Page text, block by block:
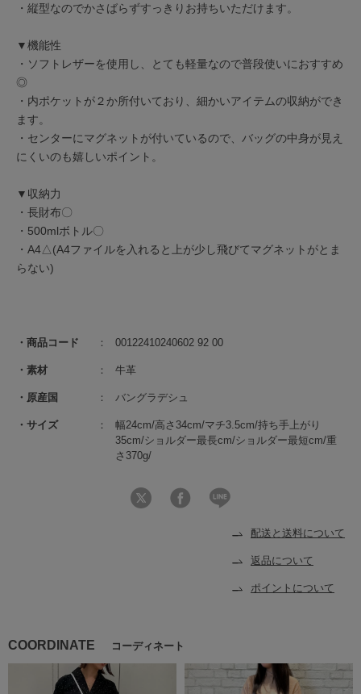
商品コード 00122410240602 92 00
素材 牛革
原産国 バングラデシュ
サイズ
幅24cm/高さ34cm/マチ3.5cm/持ち手上がり
35cm/ショルダー最長cm/ショルダー最短cm/重
さ370g/
配送と送料について
返品について
ポイントについて
COORDINATE コーディネート
・縦型なのでかさばらずすっきりお持ちいただけます。
▼機能性
・ソフトレザーを使用し、とても軽量なので普段使いにおすすめ
◎
・内ポケットが２か所付いており、細かいアイテムの収納ができ
ます。
・センターにマグネットが付いているので、バッグの中身が見え
にくいのも嬉しいポイント。
▼収納力
・長財布〇
・500mlボトル〇
・A4△(A4ファイルを入れると上が少し飛びてマグネットがとま
らない)